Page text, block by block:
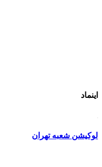
اینماد
لوکیشن شعبه تهران